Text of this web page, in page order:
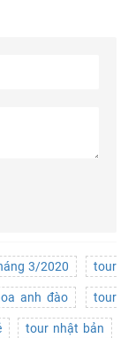
3/2020 tour
anh đào tour
tour nhật bản